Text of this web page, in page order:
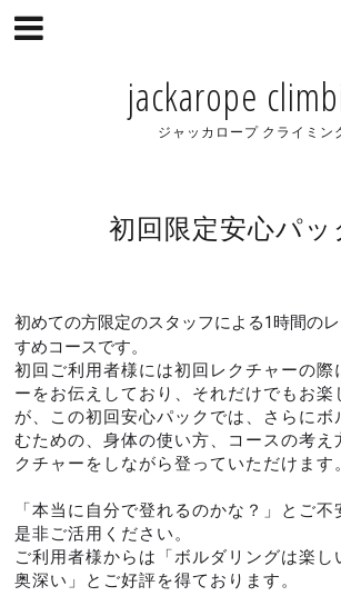
jackarope
ジャッカロープ クライミン
初回限定安心パッ
初めての方限定のスタッフによる1時間の
すめコースです。
初回ご利用者様には初回レクチャーの際
ーをお伝えしており、それだけでもお楽
が、この初回安心パックでは、さらにボ
むための、身体の使い方、コースの考え
クチャーをしながら登っていただけます
「本当に自分で登れるのかな？」とご
是非ご活用ください。
ご利用者様からは「ボルダリングは楽し
奥深い」とご好評を得ております。